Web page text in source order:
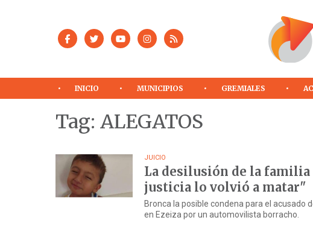
INICIO MUNICIPIOS GREMIALES
Tag: ALEGATOS
JUICIO
La desilusión de la familia
justicia lo volvió a matar"
Bronca la posible condena para el acusado
en Ezeiza por un automovilista borracho.